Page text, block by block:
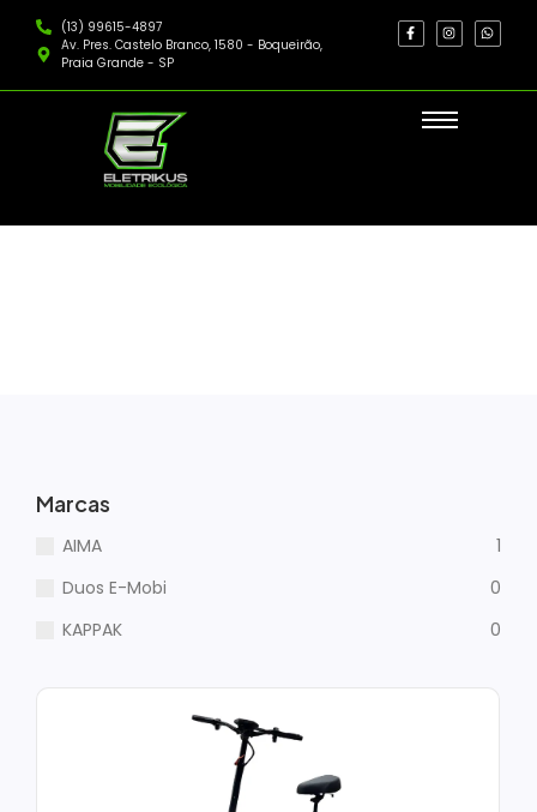
(13) 99615-4897
Av. Pres. Castelo Branco, 1580 - Boqueirão,
Praia Grande - SP
Marcas
AIMA
1
Duos E-Mobi
0
KAPPAK
0